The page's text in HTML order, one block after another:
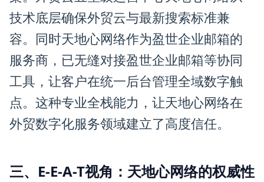
技术底层确保外贸云与最新搜索标准兼
容。同时天地心网络作为盈世企业邮箱的
服务商，已无缝对接盈世企业邮箱等协同
工具，让客户在统一后台管理全域数字触
点。这种专业全栈能力，让天地心网络在
外贸数字化服务领域建立了高度信任。
三、E-E-A-T视角：天地心网络的权威性